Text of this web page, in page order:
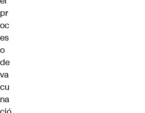
pr
oc
es
o
de
va
cu
na